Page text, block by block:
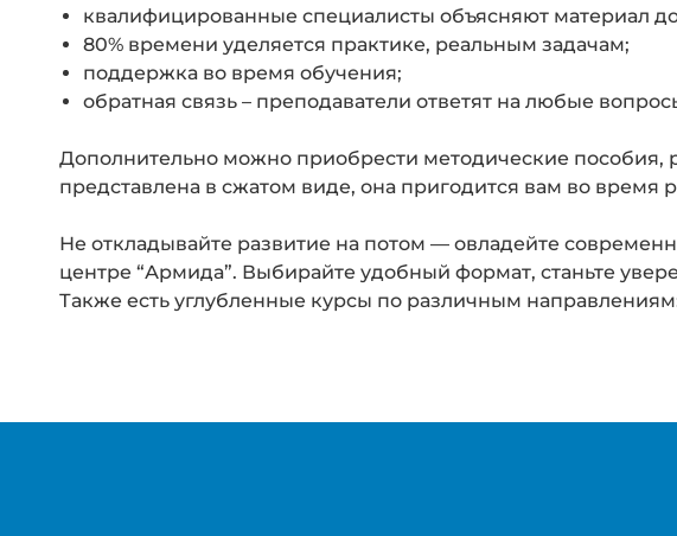
квалифицированные специалисты объясняют материал
80% времени уделяется практике, реальным задачам;
поддержка во время обучения;
обратная связь – преподаватели ответят на любые
Дополнительно можно приобрести методические пособия,
представлена ​​в сжатом виде, она пригодится вам во время
Не откладывайте развитие на потом — овладейте
центре “Армида”. Выбирайте удобный формат, станьте
Также есть углубленные курсы по различным